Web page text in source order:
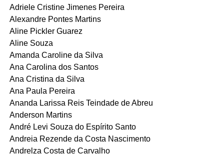
Adriele Cristine Jimenes Pereira
Alexandre Pontes Martins
Aline Pickler Guarez
Aline Souza
Amanda Caroline da Silva
Ana Carolina dos Santos
Ana Cristina da Silva
Ana Paula Pereira
Ananda Larissa Reis Teindade de Abreu
Anderson Martins
André Levi Souza do Espírito Santo
Andreia Rezende da Costa Nascimento
Andrelza Costa de Carvalho